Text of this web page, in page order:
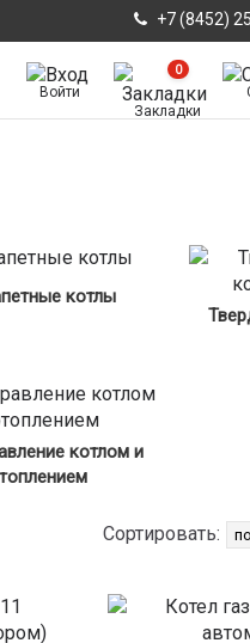
+7 (8452)
Войти
0
Закладки
котлы
котлом и
Сортировать: